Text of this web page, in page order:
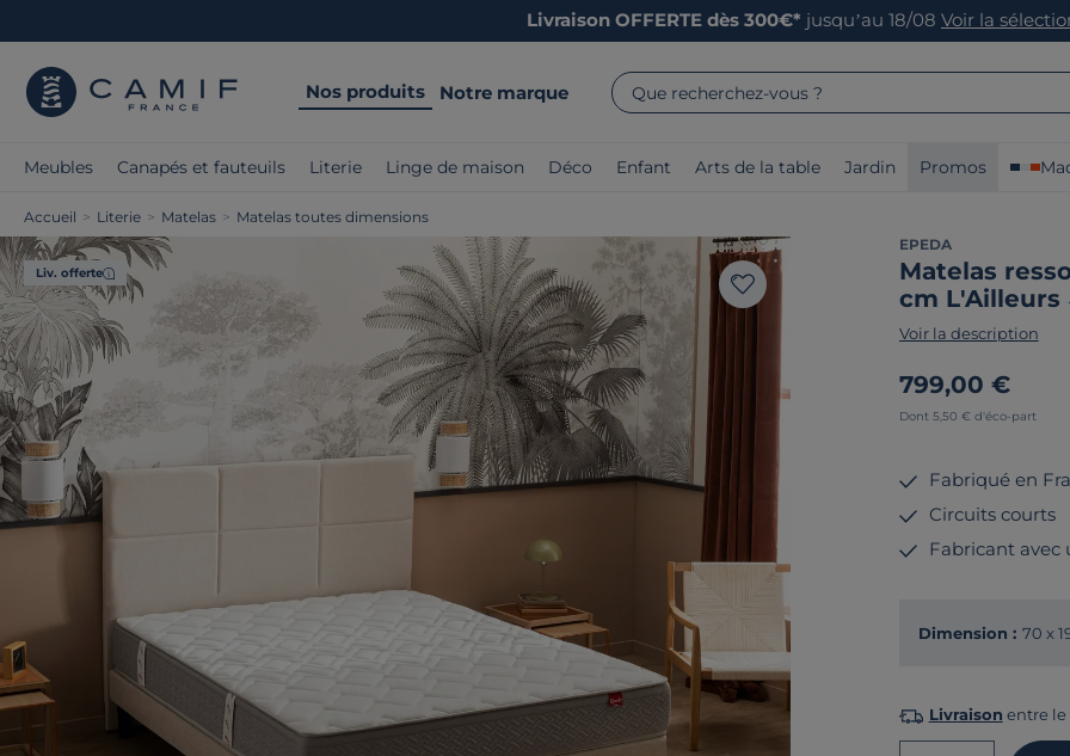
Livraison OFFERTE dès 300€* jusqu’au 18/08 Voir la
Nos produits Notre marque Que recherchez-vous ?
Meubles Canapés et fauteuils Literie Linge de maison Déco Enfant Arts de la table Jardin Promos
Accueil > Literie > Matelas > Matelas toutes dimensions
Liv. offerte
EPEDA
Matelas
cm L'Ailleurs
Voir la description
799,00 €
Dont 5,50 € d'éco-part
Fabriqué en
Circuits courts
Fabricant avec
Dimension : 70 x
Livraison entre le